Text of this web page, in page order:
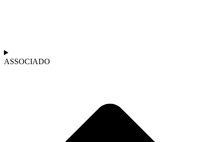
ASSOCIADO